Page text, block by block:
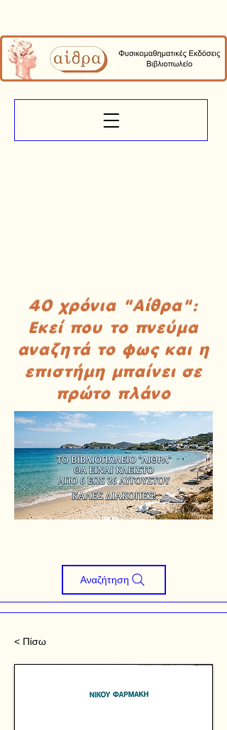
40 χρόνια "Αίθρα":
Εκεί που το πνεύμα
αναζητά το φως και η
επιστήμη μπαίνει σε
πρώτο πλάνο
Αναζήτηση
< Πίσω